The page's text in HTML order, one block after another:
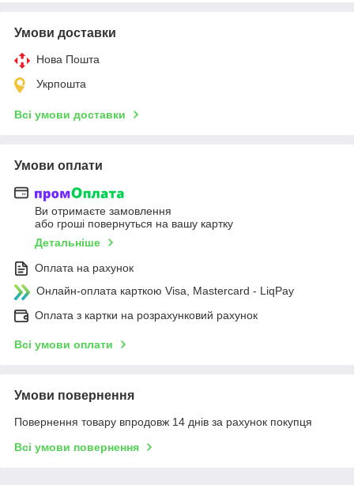
Умови доставки
Нова Пошта
Укрпошта
Всі умови доставки
Умови оплати
Ви отримаєте замовлення
або гроші повернуться на вашу картку
Детальніше
Оплата на рахунок
Онлайн-оплата карткою Visa, Mastercard - LiqPay
Оплата з картки на розрахунковий рахунок
Всі умови оплати
Умови повернення
Повернення товару впродовж 14 днів за рахунок покупця
Всі умови повернення